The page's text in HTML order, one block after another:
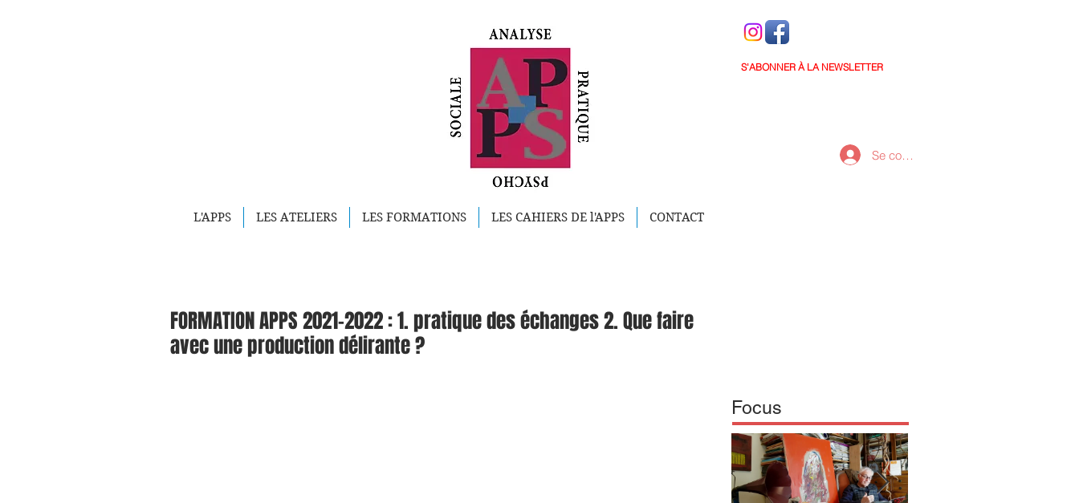
S'ABONNER À LA NEWSLETTER
Se connecter
L'APPS LES ATELIERS LES FORMATIONS LES CAHIERS DE l'APPS CONTACT
FORMATION APPS 2021-2022 : 1. pratique des échanges 2. Que faire
avec une production délirante ?
Focus